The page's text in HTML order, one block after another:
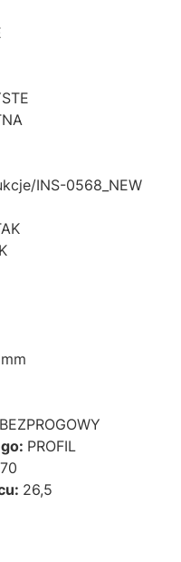
INS-0568_NEW
PROFIL
70
26,5